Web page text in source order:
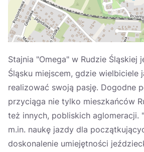
Stajnia "Omega" w Rudzie Śląskiej
Śląsku miejscem, gdzie wielbiciele
realizować swoją pasję. Dogodne
przyciąga nie tylko mieszkańców
też innych, pobliskich aglomeracji.
m.in. naukę jazdy dla
doskonalenie umiejętności